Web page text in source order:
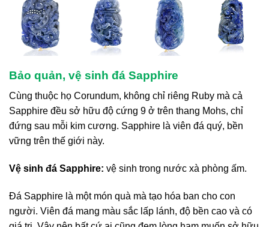
Bảo quản, vệ sinh đá Sapphire
Cùng thuộc họ Corundum, không chỉ riêng Ruby mà cả
Sapphire đều sở hữu độ cứng 9 ở trên thang Mohs, chỉ
đứng sau mỗi kim cương. Sapphire là viên đá quý, bền
vững trên thế giới này.
Vệ sinh đá Sapphire: vệ sinh trong nước xà phòng ấm.
Đá Sapphire là một món quà mà tạo hóa ban cho con
người. Viên đá mang màu sắc lấp lánh, độ bền cao và có